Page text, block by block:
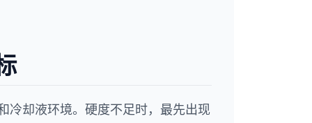
冷却液环境。硬度不足时，最先出现